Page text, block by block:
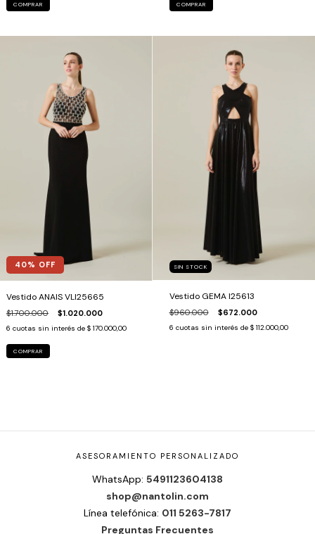
COMPRAR COMPRAR
40% OFF
Vestido ANAIS VLI25665
$1.700.000 $1.020.000
6 cuotas sin interés de $ 170.000,00
COMPRAR
SIN STOCK
Vestido GEMA I25613
$960.000 $672.000
6 cuotas sin interés de $ 112.000,00
ASESORAMIENTO PERSONALIZADO
WhatsApp: 5491123604138
shop@nantolin.com
Línea telefónica: 011 5263-7817
Preguntas Frecuentes